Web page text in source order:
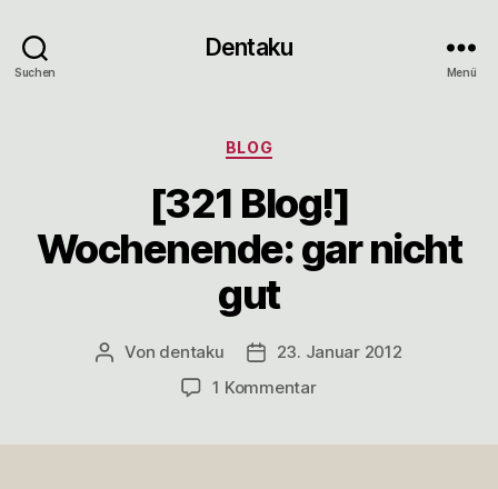
Suchen
Dentaku
Menü
Kategorien
BLOG
[321 Blog!]
Wochenende: gar nicht
gut
Beitragsautor
Von dentaku Veröffentlichungsdatum
23. Januar 2012
1 Kommentarzu